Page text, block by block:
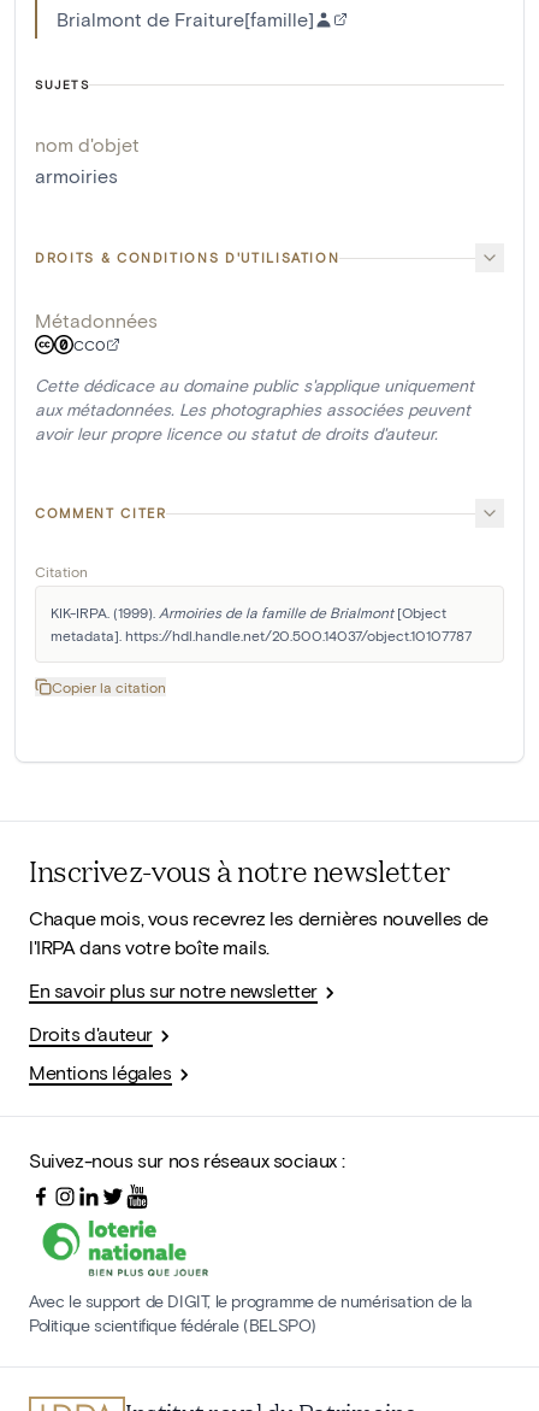
Brialmont de Fraiture[famille]
SUJETS
nom d'objet
armoiries
DROITS & CONDITIONS D'UTILISATION
Métadonnées
CC0
Cette dédicace au domaine public s'applique uniquement
aux métadonnées. Les photographies associées peuvent
avoir leur propre licence ou statut de droits d'auteur.
COMMENT CITER
Citation
KIK-IRPA. (1999). Armoiries de la famille de Brialmont [Object
metadata]. https://hdl.handle.net/20.500.14037/object.10107787
Copier la citation
Inscrivez-vous à notre newsletter
Chaque mois, vous recevrez les dernières nouvelles de
l'IRPA dans votre boîte mails.
En savoir plus sur notre newsletter
Droits d'auteur
Mentions légales
Suivez-nous sur nos réseaux sociaux :
Avec le support de DIGIT, le programme de numérisation de la
Politique scientifique fédérale (BELSPO)